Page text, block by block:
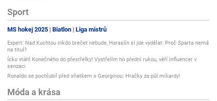
Sport
MS hokej 2025 Biatlon Liga mistrů
Expert: Nad Kuchtou nikdo brečet nebude, Haraslín si jde vydělat. Proč Sparta nemá
na titul?
Ícko vtáhl Konečného do přestřelky! Vystřelím ho přední rukou, věří influencer v
senzaci
Ronaldo se pochlubil před sňatkem s Georginou: Hračky za půl miliardy!
Móda a krása